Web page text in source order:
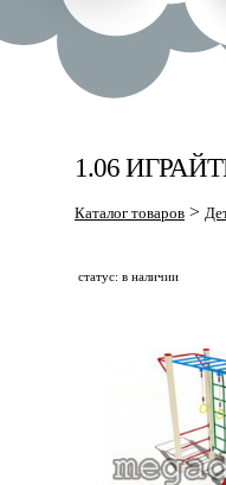
1.06
Каталог товаров >
статус: в наличии